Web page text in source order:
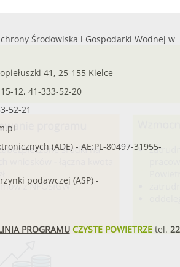
Środowiska i Gospodarki Wodnej w
41, 25-155 Kielce
12, 41-333-52-20
52-21
(ADE) - AE:PL-80497-31955-
podawczej (ASP) -
PROGRAMUCZYSTE POWIETRZEtel. 22